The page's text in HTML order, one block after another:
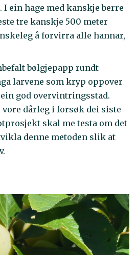
ein hage med kanskje berre
tre kanskje 500 meter
å forvirra alle hannar,
bølgjepapp rundt
larvene som kryp oppover
god overvintringsstad.
dårleg i forsøk dei siste
skal me testa om det
denne metoden slik at